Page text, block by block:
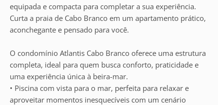
equipada e compacta para completar a sua experiência.
Curta a praia de Cabo Branco em um apartamento prático,
aconchegante e pensado para você.
O condomínio Atlantis Cabo Branco oferece uma estrutura
completa, ideal para quem busca conforto, praticidade e
uma experiência única à beira-mar.
• Piscina com vista para o mar, perfeita para relaxar e
aproveitar momentos inesquecíveis com um cenário